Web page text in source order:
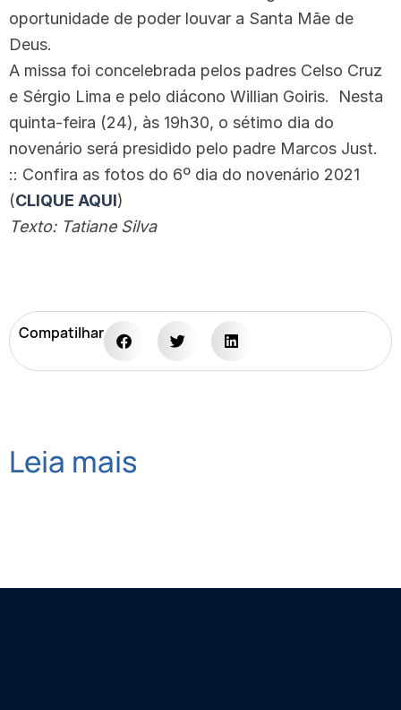
oportunidade de poder louvar a Santa Mãe de
Deus.
A missa foi concelebrada pelos padres Celso Cruz
e Sérgio Lima e pelo diácono Willian Goiris. Nesta
quinta-feira (24), às 19h30, o sétimo dia do
novenário será presidido pelo padre Marcos Just.
:: Confira as fotos do 6º dia do novenário 2021
(CLIQUE AQUI)
Texto: Tatiane Silva
Compatilhar
Leia mais